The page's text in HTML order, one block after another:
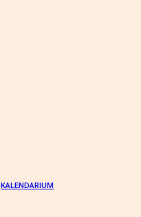
KALENDARIUM